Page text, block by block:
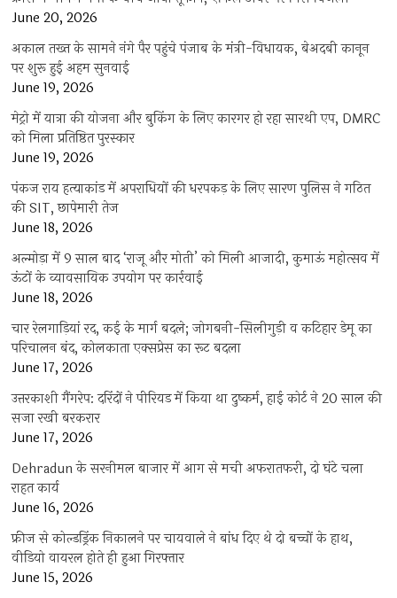
June 20, 2026
अकाल तख्त के सामने नंगे पैर पहुंचे पंजाब के मंत्री-विधायक, बेअदबी कानून
पर शुरू हुई अहम सुनवाई
June 19, 2026
मेट्रो में यात्रा की योजना और बुकिंग के लिए कारगर हो रहा सारथी एप, DMRC
को मिला प्रतिष्ठित पुरस्कार
June 19, 2026
पंकज राय हत्याकांड में अपराधियों की धरपकड़ के लिए सारण पुलिस ने गठित
की SIT, छापेमारी तेज
June 18, 2026
अल्मोड़ा में 9 साल बाद ‘राजू और मोती’ को मिली आजादी, कुमाऊं महोत्सव में
ऊंटों के व्यावसायिक उपयोग पर कार्रवाई
June 18, 2026
चार रेलगाड़ियां रद, कई के मार्ग बदले; जोगबनी-सिलीगुड़ी व कटिहार डेमू का
परिचालन बंद, कोलकाता एक्सप्रेस का रूट बदला
June 17, 2026
उत्तरकाशी गैंगरेप: दरिंदों ने पीरियड में किया था दुष्कर्म, हाई कोर्ट ने 20 साल की
सजा रखी बरकरार
June 17, 2026
Dehradun के सरनीमल बाजार में आग से मची अफरातफरी, दो घंटे चला
राहत कार्य
June 16, 2026
फ्रीज से कोल्डड्रिंक निकालने पर चायवाले ने बांध दिए थे दो बच्चों के हाथ,
वीडियो वायरल होते ही हुआ गिरफ्तार
June 15, 2026